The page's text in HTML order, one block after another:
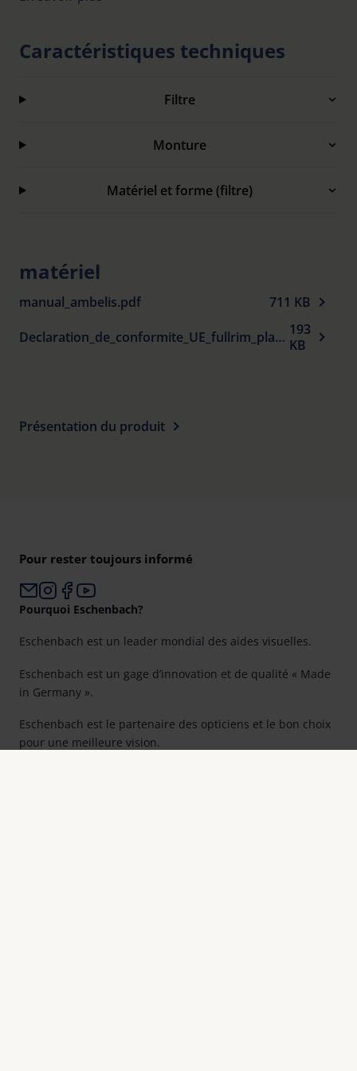
Further information on the procedures used and your
Caractéristiques techniques
Filtre
Monture
Matériel et forme (filtre)
matériel
manual_ambelis.pdf
711 KB
Declaration_de_conformite_UE_fullrim_plastic_spectacle_frames_sun_protection_fr.pdf 193
KB
Présentation du produit
Pour rester toujours informé
Pourquoi Eschenbach?
Eschenbach est un leader mondial des aides visuelles.
Eschenbach est un gage d’innovation et de qualité « Made
in Germany ».
Eschenbach est le partenaire des opticiens et le bon choix
pour une meilleure vision.